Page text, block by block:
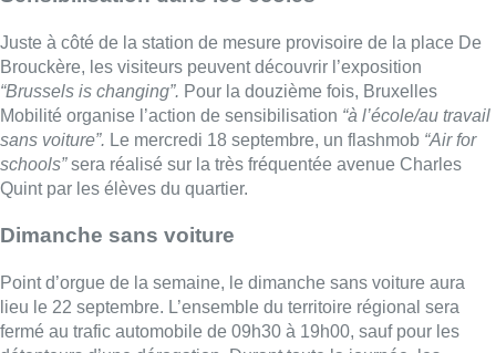
Juste à côté de la station de mesure provisoire de la place De
Brouckère, les visiteurs peuvent découvrir l’exposition
“Brussels is changing”. Pour la douzième fois, Bruxelles
Mobilité organise l’action de sensibilisation “à l’école/au travail
sans voiture”. Le mercredi 18 septembre, un flashmob “Air for
schools”sera réalisé sur la très fréquentée avenue Charles
Quint par les élèves du quartier.
Dimanche sans voiture
Point d’orgue de la semaine, le dimanche sans voiture aura
lieu le 22 septembre. L’ensemble du territoire régional sera
fermé au trafic automobile de 09h30 à 19h00, sauf pour les